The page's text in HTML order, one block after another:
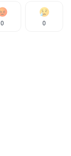
0 0